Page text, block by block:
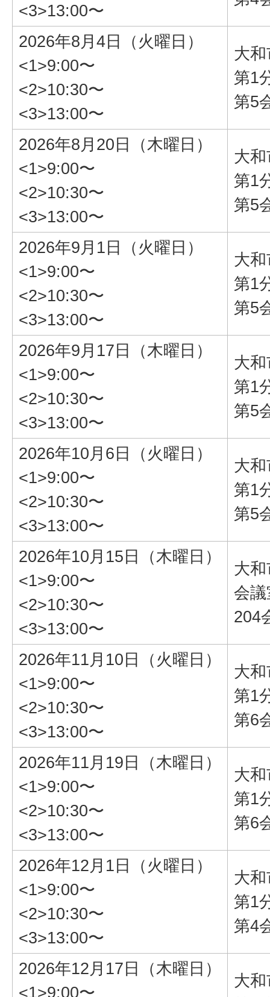
<3>13:00〜
2026年8月4日（火曜日）
<1>9:00〜
<2>10:30〜
<3>13:00〜
大
第1
第5
2026年8月20日（木曜日）
<1>9:00〜
<2>10:30〜
<3>13:00〜
大
第1
第5
2026年9月1日（火曜日）
<1>9:00〜
<2>10:30〜
<3>13:00〜
大
第1
第5
2026年9月17日（木曜日）
<1>9:00〜
<2>10:30〜
<3>13:00〜
大
第1
第5
2026年10月6日（火曜日）
<1>9:00〜
<2>10:30〜
<3>13:00〜
大
第1
第5
2026年10月15日（木曜日）
<1>9:00〜
<2>10:30〜
<3>13:00〜
大
会
204
2026年11月10日（火曜日）
<1>9:00〜
<2>10:30〜
<3>13:00〜
大
第1
第6
2026年11月19日（木曜日）
<1>9:00〜
<2>10:30〜
<3>13:00〜
大
第1
第6
2026年12月1日（火曜日）
<1>9:00〜
<2>10:30〜
<3>13:00〜
大
第1
第4
2026年12月17日（木曜日）
<1>9:00〜
大